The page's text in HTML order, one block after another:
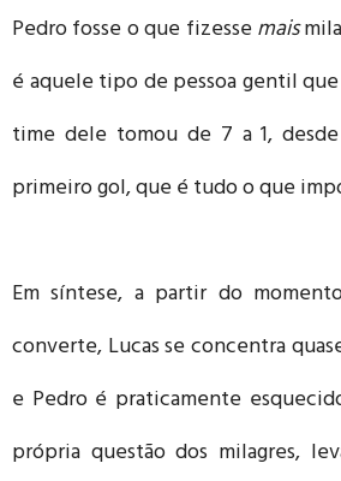
Pedro fosse o que fizessemais
é aquele tipo de pessoa gentil
time dele tomou de 7 a 1,
primeiro gol, que é tudo o que
Em síntese, a partir do
converte, Lucas se concentra
e Pedro é praticamente
própria questão dos milagres,